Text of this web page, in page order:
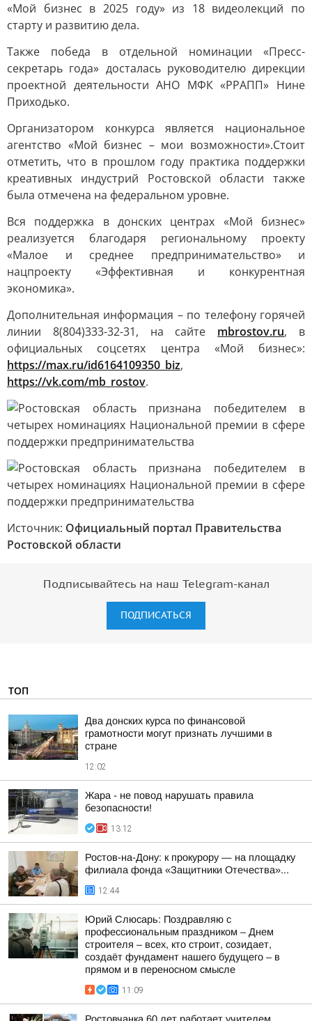
«Мой бизнес в 2025 году» из 18 видеолекций по
старту и развитию дела.
Также победа в отдельной номинации «Пресс-
секретарь года» досталась руководителю дирекции
проектной деятельности АНО МФК «РРАПП» Нине
Приходько.
Организатором конкурса является национальное
агентство «Мой бизнес – мои возможности».Стоит
отметить, что в прошлом году практика поддержки
креативных индустрий Ростовской области также
была отмечена на федеральном уровне.
Вся поддержка в донских центрах «Мой бизнес»
реализуется благодаря региональному проекту
«Малое и среднее предпринимательство» и
нацпроекту «Эффективная и конкурентная
экономика».
Дополнительная информация – по телефону горячей
линии 8(804)333-32-31, на сайте mbrostov.ru, в
официальных соцсетях центра «Мой бизнес»:
https://max.ru/id6164109350_biz,
https://vk.com/mb_rostov.
Источник: Официальный портал Правительства
Ростовской области
Подписывайтесь на наш Telegram-канал
ПОДПИСАТЬСЯ
ТОП
Два донских курса по финансовой
грамотности могут признать лучшими в
стране
12:02
Жара - не повод нарушать правила
безопасности!
13:12
Ростов-на-Дону: к прокурору — на площадку
филиала фонда «Защитники Отечества»...
12:44
Юрий Слюсарь: Поздравляю с
профессиональным праздником – Днем
строителя – всех, кто строит, созидает,
создаёт фундамент нашего будущего – в
прямом и в переносном смысле
11:09